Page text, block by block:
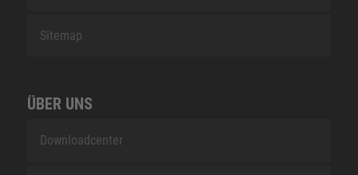
Sitemap
ÜBER UNS
Downloadcenter